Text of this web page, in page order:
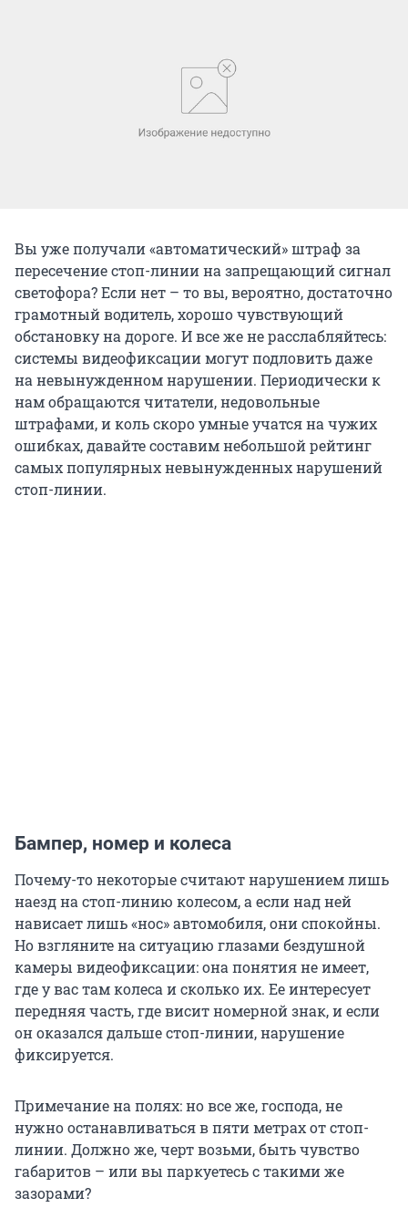
Вы уже получали «автоматический» штраф за
пересечение стоп-линии на запрещающий сигнал
светофора? Если нет – то вы, вероятно, достаточно
грамотный водитель, хорошо чувствующий
обстановку на дороге. И все же не расслабляйтесь:
системы видеофиксации могут подловить даже
на невынужденном нарушении. Периодически к
нам обращаются читатели, недовольные
штрафами, и коль скоро умные учатся на чужих
ошибках, давайте составим небольшой рейтинг
самых популярных невынужденных нарушений
стоп-линии.
Бампер, номер и колеса
Почему-то некоторые считают нарушением лишь
наезд на стоп-линию колесом, а если над ней
нависает лишь «нос» автомобиля, они спокойны.
Но взгляните на ситуацию глазами бездушной
камеры видеофиксации: она понятия не имеет,
где у вас там колеса и сколько их. Ее интересует
передняя часть, где висит номерной знак, и если
он оказался дальше стоп-линии, нарушение
фиксируется.
Примечание на полях: но все же, господа, не
нужно останавливаться в пяти метрах от стоп-
линии. Должно же, черт возьми, быть чувство
габаритов – или вы паркуетесь с такими же
зазорами?